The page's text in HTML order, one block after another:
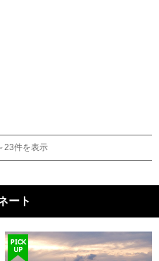
23件を表示
ート